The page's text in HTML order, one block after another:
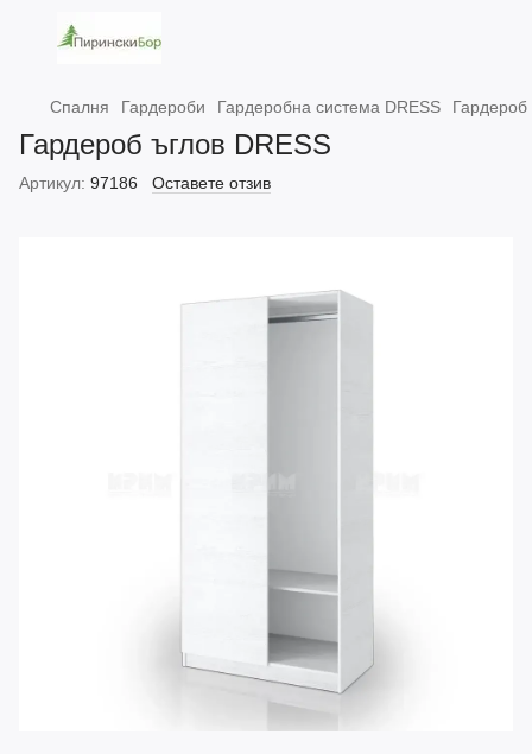
Спалня Гардероби Гардеробна система DRESS Гардероб
Гардероб ъглов DRESS
Артикул: 97186 Оставете отзив